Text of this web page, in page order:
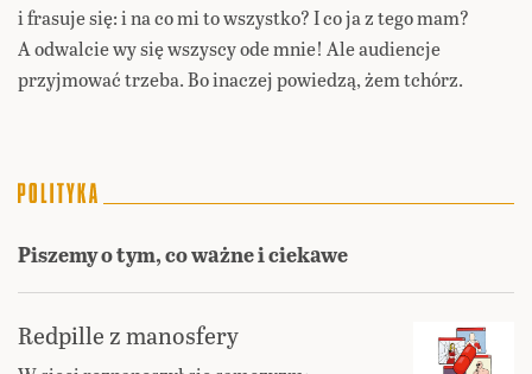
i frasuje się: i na co mi to wszystko? I co ja z tego mam?
A odwalcie wy się wszyscy ode mnie! Ale audiencje
przyjmować trzeba. Bo inaczej powiedzą, żem tchórz.
Piszemy o tym, co ważne i ciekawe
Redpille z manosfery